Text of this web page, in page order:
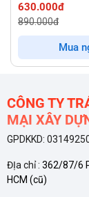
GrandX GX
nghệ lõi tiên
hạn:
Điện Năng
Công nghệ
động hiệu quả.
suất và duy trì
Mua ngay
CÔNG TY
MẠI XÂY
GPDKKD:
ĐỊa chỉ : 362/87/6
HCM (cũ)